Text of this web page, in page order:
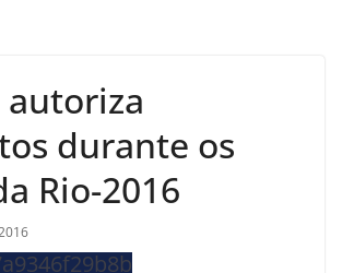
autoriza
durante os
Rio-2016